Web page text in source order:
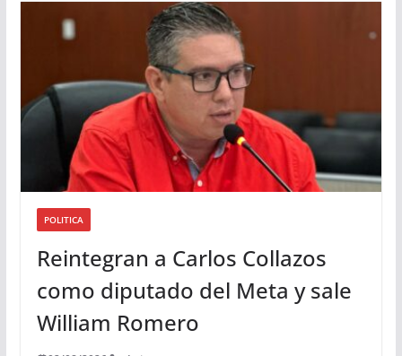
POLITICA
Reintegran a Carlos Collazos
como diputado del Meta y sale
William Romero